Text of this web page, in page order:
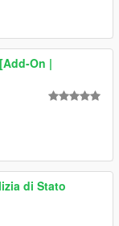
On |
di Stato